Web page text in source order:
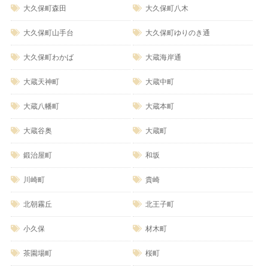
大久保町森田 大久保町八木
大久保町山手台 大久保町ゆりのき通
大久保町わかば 大蔵海岸通
大蔵天神町 大蔵中町
大蔵八幡町 大蔵本町
大蔵谷奥 大蔵町
鍛治屋町 和坂
川崎町 貴崎
北朝霧丘 北王子町
小久保 材木町
茶園場町 桜町